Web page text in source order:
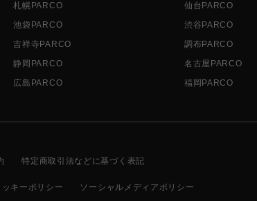
札幌PARCO 仙台PARCO
池袋PARCO
渋谷PARCO
吉祥寺PARCO
調布PARCO
静岡PARCO
名古屋PARCO
広島PARCO
福岡PARCO
特定商取引法などに基づく表記
ッキーポリシー ソーシャルメディアポリシー